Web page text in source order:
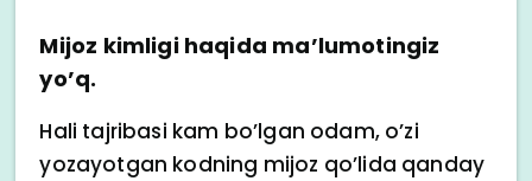
Mijoz kimligi haqida ma’lumotingiz
yo’q.
Hali tajribasi kam bo’lgan odam, o’zi
yozayotgan kodning mijoz qo’lida qanday